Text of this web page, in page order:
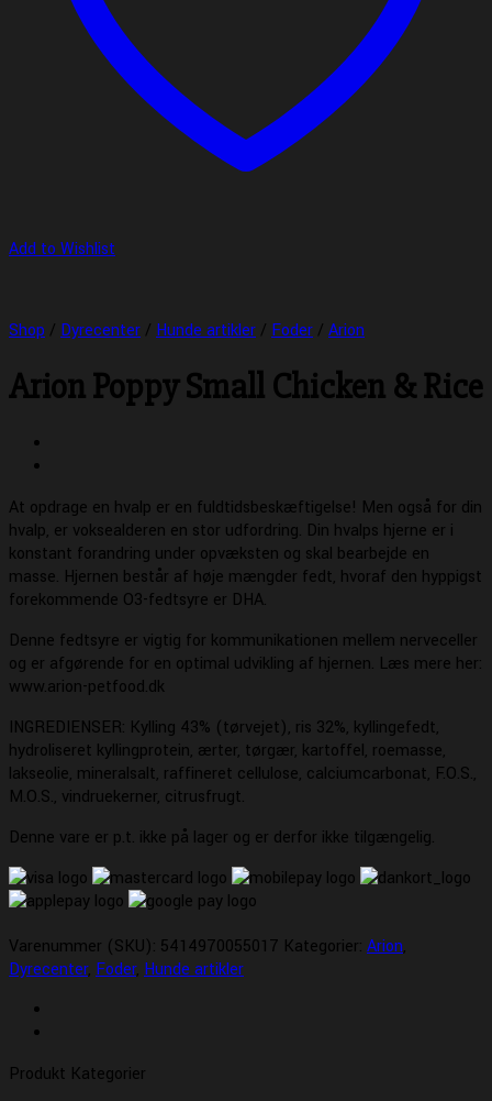
Add to Wishlist
Shop / Dyrecenter / Hunde artikler / Foder / Arion
Arion Poppy Small Chicken & Rice
At opdrage en hvalp er en fuldtidsbeskæftigelse! Men også for din
hvalp, er voksealderen en stor udfordring. Din hvalps hjerne er i
konstant forandring under opvæksten og skal bearbejde en
masse. Hjernen består af høje mængder fedt, hvoraf den hyppigst
forekommende O3-fedtsyre er DHA.
Denne fedtsyre er vigtig for kommunikationen mellem nerveceller
og er afgørende for en optimal udvikling af hjernen. Læs mere her:
www.arion-petfood.dk
INGREDIENSER: Kylling 43% (tørvejet), ris 32%, kyllingefedt,
hydroliseret kyllingprotein, ærter, tørgær, kartoffel, roemasse,
lakseolie, mineralsalt, raffineret cellulose, calciumcarbonat, F.O.S.,
M.O.S., vindruekerner, citrusfrugt.
Denne vare er p.t. ikke på lager og er derfor ikke tilgængelig.
Varenummer (SKU): 5414970055017 Kategorier: Arion,
Dyrecenter, Foder, Hunde artikler
Produkt Kategorier